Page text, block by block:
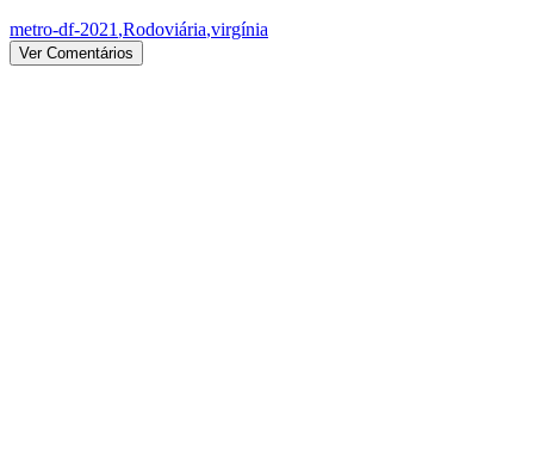
metro-df-2021 ,Rodoviária,virgínia
Ver Comentários